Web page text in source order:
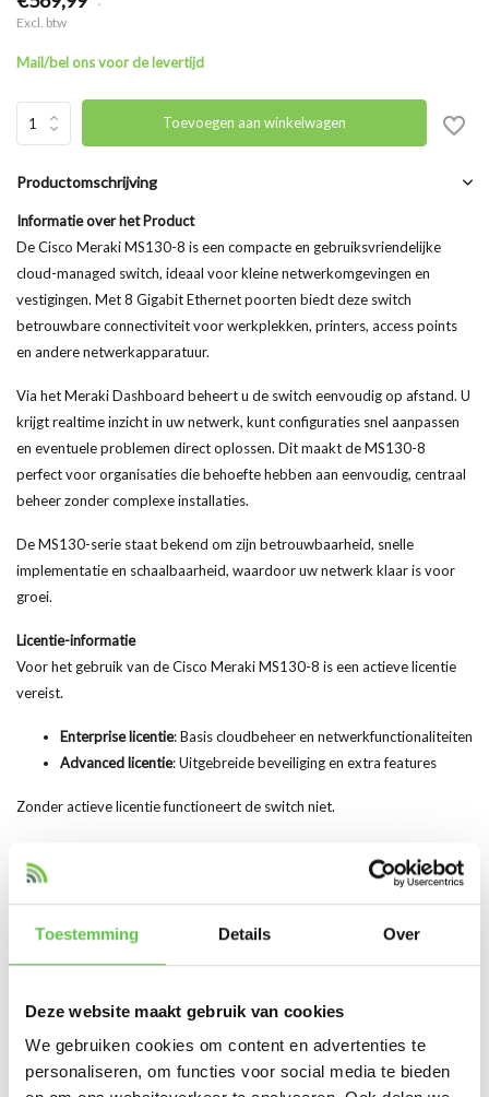
Toestemming Details Over
Deze website maakt gebruik van cookies
We gebruiken cookies om content en advertenties te
personaliseren, om functies voor social media te bieden
Excl. btw
Mail/bel ons voor de levertijd
Toevoegen aan winkelwagen
Productomschrijving
Informatie over het Product
De Cisco Meraki MS130-8 is een compacte en gebruiksvriendelijke
cloud-managed switch, ideaal voor kleine netwerkomgevingen en
vestigingen. Met 8 Gigabit Ethernet poorten biedt deze switch
betrouwbare connectiviteit voor werkplekken, printers, access points
en andere netwerkapparatuur.
Via het Meraki Dashboard beheert u de switch eenvoudig op afstand. U
krijgt realtime inzicht in uw netwerk, kunt configuraties snel aanpassen
en eventuele problemen direct oplossen. Dit maakt de MS130-8
perfect voor organisaties die behoefte hebben aan eenvoudig, centraal
beheer zonder complexe installaties.
De MS130-serie staat bekend om zijn betrouwbaarheid, snelle
implementatie en schaalbaarheid, waardoor uw netwerk klaar is voor
groei.
Licentie-informatie
Voor het gebruik van de Cisco Meraki MS130-8 is een actieve licentie
vereist.
Enterprise licentie: Basis cloudbeheer en netwerkfunctionaliteiten
Advanced licentie: Uitgebreide beveiliging en extra features
Zonder actieve licentie functioneert de switch niet.
Zero-touch provisioning
Compact en stil ontwerp
Eenvoudige installatie en beheer
Betrouwbare prestaties voor dagelijks gebruik